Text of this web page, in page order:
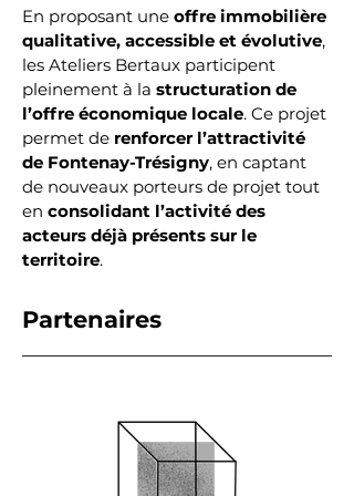
En proposant une offre immobilière
qualitative, accessible et évolutive,
les Ateliers Bertaux participent
pleinement à la structuration de
l’offre économique locale. Ce projet
permet de renforcer l’attractivité
de Fontenay-Trésigny, en captant
de nouveaux porteurs de projet tout
en consolidant l’activité des
acteurs déjà présents sur le
territoire.
Partenaires